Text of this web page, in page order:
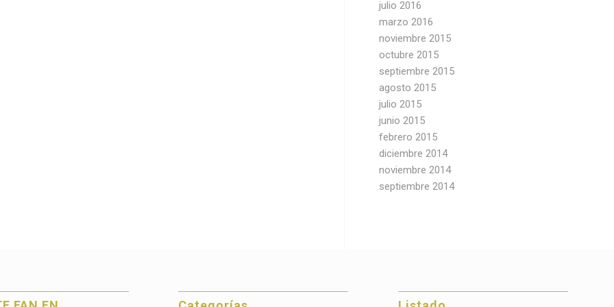
julio 2016
marzo 2016
noviembre 2015
octubre 2015
septiembre 2015
agosto 2015
julio 2015
junio 2015
febrero 2015
diciembre 2014
noviembre 2014
septiembre 2014